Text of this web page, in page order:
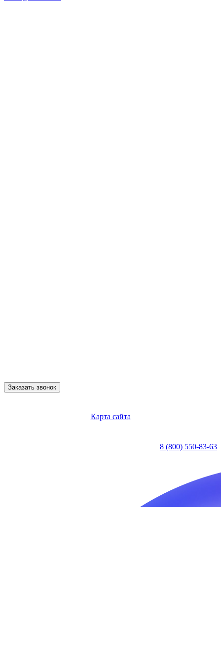
Заказать звонок
Карта сайта
8 (800) 550-83-63